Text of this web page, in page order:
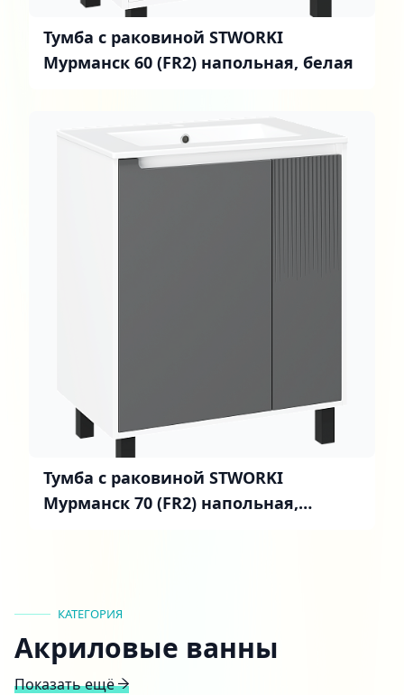
Тумба с раковиной STWORKI
Мурманск 60 (FR2) напольная, белая
Тумба с раковиной STWORKI
Мурманск 70 (FR2) напольная,
КАТЕГОРИЯ
Акриловые ванны
Показать ещё